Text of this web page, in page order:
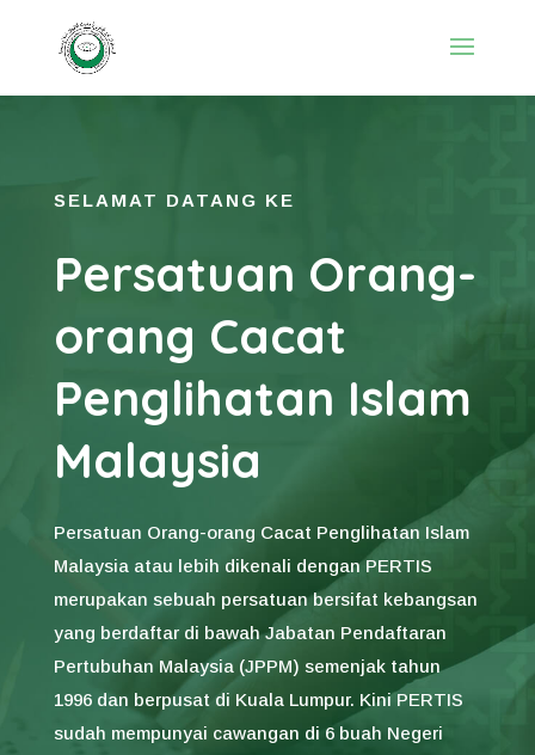
SELAMAT DATANG KE
Persatuan Orang-
orang Cacat
Penglihatan Islam
Malaysia
Persatuan Orang-orang Cacat Penglihatan Islam
Malaysia atau lebih dikenali dengan PERTIS
merupakan sebuah persatuan bersifat kebangsan
yang berdaftar di bawah Jabatan Pendaftaran
Pertubuhan Malaysia (JPPM) semenjak tahun
1996 dan berpusat di Kuala Lumpur. Kini PERTIS
sudah mempunyai cawangan di 6 buah Negeri